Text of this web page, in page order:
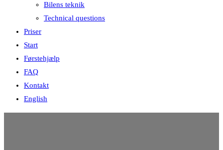
Bilens teknik
Technical questions
Priser
Start
Førstehjælp
FAQ
Kontakt
English